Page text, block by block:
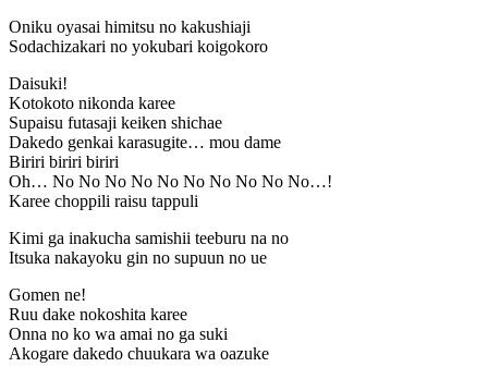
Oniku oyasai himitsu no kakushiaji
Sodachizakari no yokubari koigokoro
Daisuki!
Kotokoto nikonda karee
Supaisu futasaji keiken shichae
Dakedo genkai karasugite… mou dame
Biriri biriri biriri
Oh… No No No No No No No No No No…!
Karee choppili raisu tappuli
Kimi ga inakucha samishii teeburu na no
Itsuka nakayoku gin no supuun no ue
Gomen ne!
Ruu dake nokoshita karee
Onna no ko wa amai no ga suki
Akogare dakedo chuukara wa oazuke